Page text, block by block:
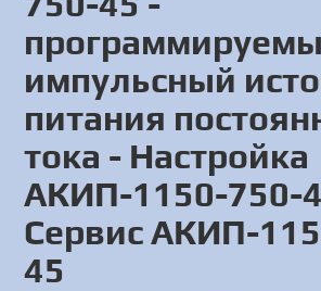
импульсный
питания
тока - Настройка
АКИП-1150-750-
Сервис АКИП-
45